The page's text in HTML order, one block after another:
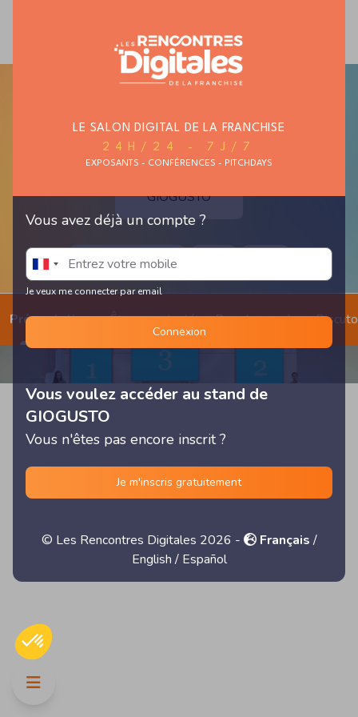
GIOGUSTO
restauration italienne
Être recontacté Prendre un rdv
Présentation
LE SALON DIGITAL DE LA FRANCHISE
24H/24 - 7J/7
EXPOSANTS - CONFÉRENCES - PITCHDAYS
Vous avez déjà un compte ?
Je veux me connecter par email
Connexion
Vous voulez accéder au stand de
GIOGUSTO
Vous n'êtes pas encore inscrit ?
Je m'inscris gratuitement
© Les Rencontres Digitales 2026 - Français /
English / Español